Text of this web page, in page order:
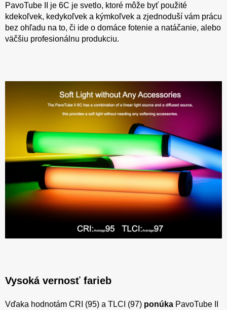
PavoTube II je 6C je svetlo, ktoré môže byť použité
kdekoľvek, kedykoľvek a kýmkoľvek a zjednoduší vám prácu
bez ohľadu na to, či ide o domáce fotenie a natáčanie, alebo
väčšiu profesionálnu produkciu.
Vysoká vernosť farieb
Vďaka hodnotám CRI (95) a TLCI (97) ponúka PavoTube II